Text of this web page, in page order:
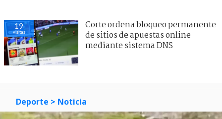
19
visitas
Corte ordena bloqueo permanente
de sitios de apuestas online
mediante sistema DNS
Deporte > Noticia